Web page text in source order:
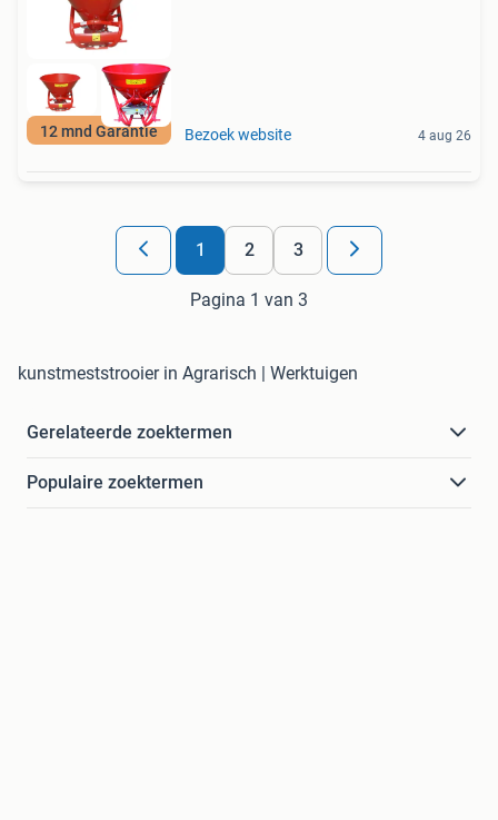
12 mnd Garantie Bezoek website 4 aug 26
1 2 3
Pagina 1 van 3
kunstmeststrooier in Agrarisch | Werktuigen
Gerelateerde zoektermen
Populaire zoektermen